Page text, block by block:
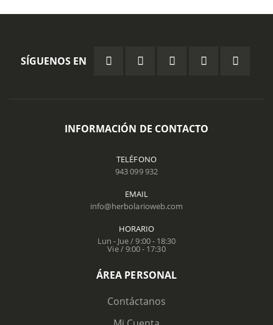
SÍGUENOS EN
INFORMACIÓN DE CONTACTO
TELÉFONO
943 099 932
EMAIL
info@herbolarioweb.com
HORARIO
Lun - Jue / 9:00 - 18:30
Vie / 9:00 - 17:30
ÁREA PERSONAL
Contáctanos